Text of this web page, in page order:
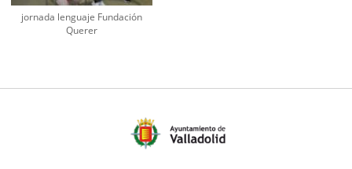
jornada lenguaje Fundación
Querer